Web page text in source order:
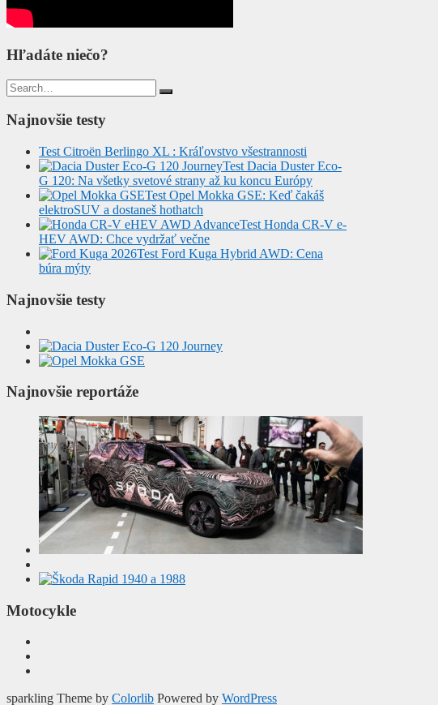
Hľadáte niečo?
Search
for:
Najnovšie testy
Test Citroën Berlingo XL : Kráľovstvo všestrannosti
Test Dacia Duster Eco-
G 120: Na všetky svetové strany až ku koncu Európy
Test Opel Mokka GSE: Keď čakáš
elektroSUV a dostaneš hothatch
Test Honda CR-V e-
HEV AWD: Chce vydržať večne
Test Ford Kuga Hybrid AWD: Cena
búra mýty
Najnovšie testy
Najnovšie reportáže
Motocykle
sparkling Theme by Colorlib Powered by WordPress